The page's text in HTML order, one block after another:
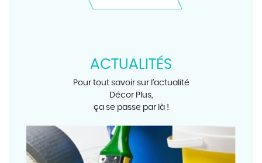
ACTUALITÉS
Pour tout savoir sur l’actualité
Décor Plus,
ça se passe par là !